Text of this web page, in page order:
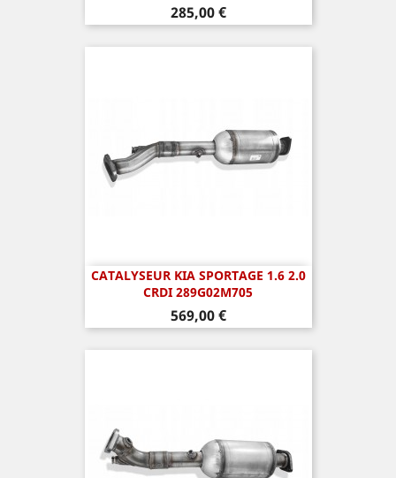
Prix
285,00 €
CATALYSEUR KIA SPORTAGE 1.6 2.0
CRDI 289G02M705
Prix
569,00 €